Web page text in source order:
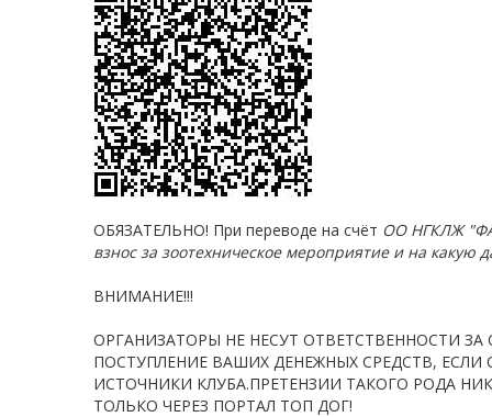
ОБЯЗАТЕЛЬНО! При переводе на счёт ОО НГКЛЖ
взнос за зоотехническое мероприятие и на какую
ВНИМАНИЕ!!!
ОРГАНИЗАТОРЫ НЕ НЕСУТ ОТВЕТСТВЕННОСТИ
ПОСТУПЛЕНИЕ ВАШИХ ДЕНЕЖНЫХ СРЕДСТВ,
ИСТОЧНИКИ КЛУБА.ПРЕТЕНЗИИ ТАКОГО РОДА
ТОЛЬКО ЧЕРЕЗ ПОРТАЛ ТОП ДОГ!